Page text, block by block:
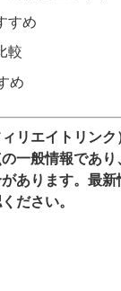
すめ
較
め
リエイトリンク
一般情報であ
あります。最新
ださい。